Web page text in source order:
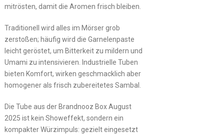
mitrösten, damit die Aromen frisch bleiben.
Traditionell wird alles im Mörser grob
zerstoßen; häufig wird die Garnelenpaste
leicht geröstet, um Bitterkeit zu mildern und
Umami zu intensivieren. Industrielle Tuben
bieten Komfort, wirken geschmacklich aber
homogener als frisch zubereitetes Sambal.
Die Tube aus der Brandnooz Box August
2025 ist kein Showeffekt, sondern ein
kompakter Würzimpuls: gezielt eingesetzt